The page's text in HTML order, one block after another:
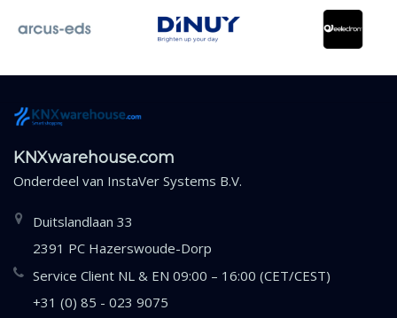
KNXwarehouse.com
Onderdeel van InstaVer Systems B.V.
Duitslandlaan 33
2391 PC Hazerswoude-Dorp
Service Client NL & EN 09:00 – 16:00 (CET/CEST)
+31 (0) 85 - 023 9075